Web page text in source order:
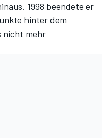
1998 beendete er
hinter dem
nicht mehr